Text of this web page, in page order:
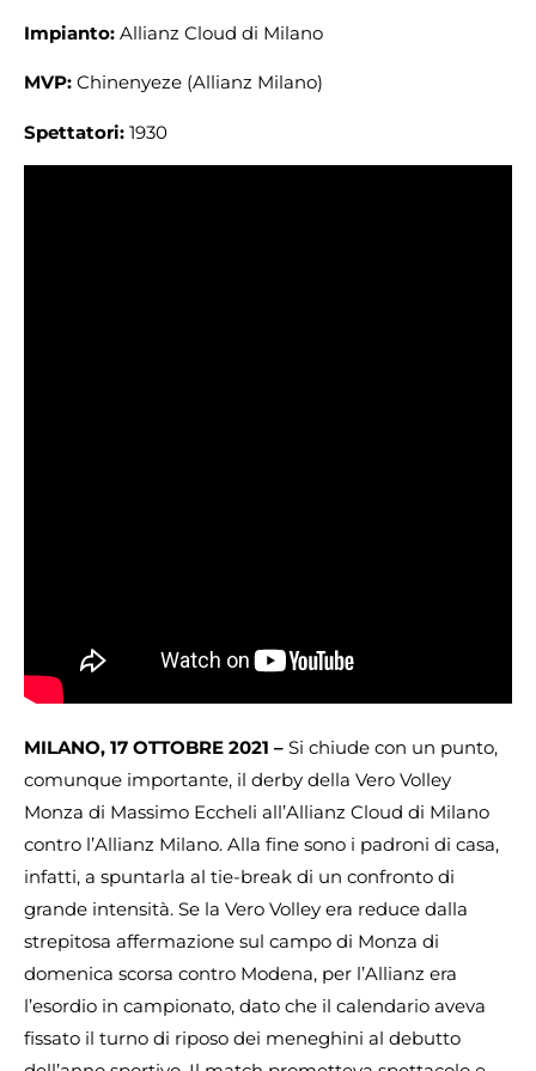
Impianto: Allianz Cloud di Milano
MVP: Chinenyeze (Allianz Milano)
Spettatori: 1930
MILANO, 17 OTTOBRE 2021 – Si chiude con un punto,
comunque importante, il derby della Vero Volley
Monza di Massimo Eccheli all’Allianz Cloud di Milano
contro l’Allianz Milano. Alla fine sono i padroni di casa,
infatti, a spuntarla al tie-break di un confronto di
grande intensità. Se la Vero Volley era reduce dalla
strepitosa affermazione sul campo di Monza di
domenica scorsa contro Modena, per l’Allianz era
l’esordio in campionato, dato che il calendario aveva
fissato il turno di riposo dei meneghini al debutto